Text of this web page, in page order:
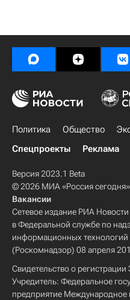
Политика Общество
Спецпроекты
Реклама
Версия 2023.1 Beta
© 2026 МИА «Россия сегодня»
Вакансии
Сетевое издание РИА
в Федеральной службе по
информационных
(Роскомнадзор) 08 апреля
Свидетельство о
Учредитель: Федеральное
предприятие Международное